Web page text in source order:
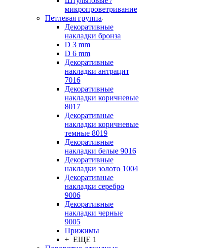
микропроветривание
Петлевая группа
Декоративные
накладки бронза
D 3 mm
D 6 mm
Декоративные
накладки антрацит
7016
Декоративные
накладки коричневые
8017
Декоративные
накладки коричневые
темные 8019
Декоративные
накладки белые 9016
Декоративные
накладки золото 1004
Декоративные
накладки серебро
9006
Декоративные
накладки черные
9005
Прижимы
+ ЕЩЕ 1